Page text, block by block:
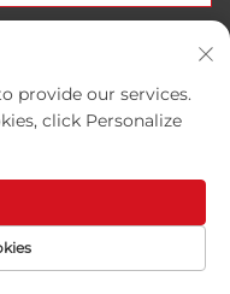
নীতি
provide our services.
click Personalize